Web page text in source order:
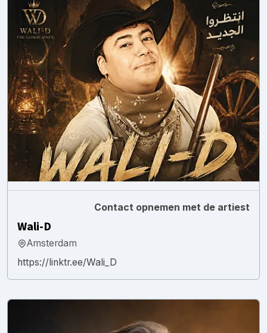
Contact opnemen met de artiest
Wali-D
Amsterdam
https://linktr.ee/Wali_D